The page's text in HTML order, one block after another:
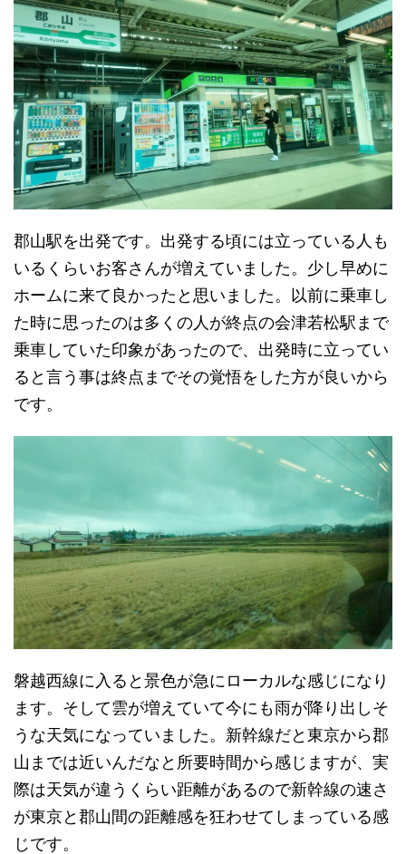
郡山駅を出発です。出発する頃には立っている人も
いるくらいお客さんが増えていました。少し早めに
ホームに来て良かったと思いました。以前に乗車し
た時に思ったのは多くの人が終点の会津若松駅まで
乗車していた印象があったので、出発時に立ってい
ると言う事は終点までその覚悟をした方が良いから
です。
磐越西線に入ると景色が急にローカルな感じになり
ます。そして雲が増えていて今にも雨が降り出しそ
うな天気になっていました。新幹線だと東京から郡
山までは近いんだなと所要時間から感じますが、実
際は天気が違うくらい距離があるので新幹線の速さ
が東京と郡山間の距離感を狂わせてしまっている感
じです。